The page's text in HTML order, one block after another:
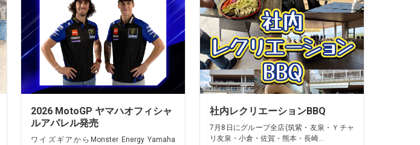
2026 MotoGP ヤマハオフィシャ
ルアパレル発売
ワイズギアからMonster Energy Yamaha
社内レクリエーションBBQ
7月8日にグループ全店(筑紫・友泉・Ｙチャ
リ友泉・小倉・佐賀・熊本・長崎...